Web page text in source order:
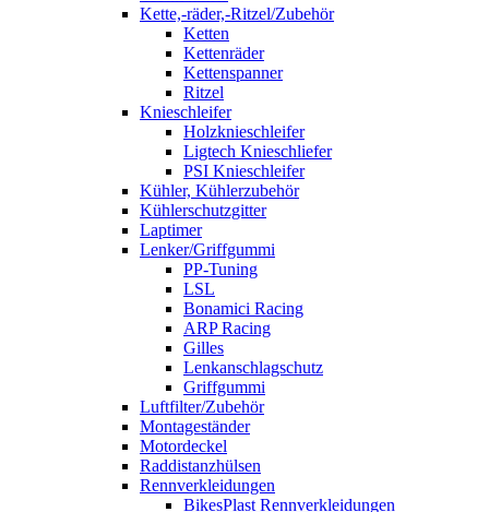
Kette,-räder,-Ritzel/Zubehör
Ketten
Kettenräder
Kettenspanner
Ritzel
Knieschleifer
Holzknieschleifer
Ligtech Knieschliefer
PSI Knieschleifer
Kühler, Kühlerzubehör
Kühlerschutzgitter
Laptimer
Lenker/Griffgummi
PP-Tuning
LSL
Bonamici Racing
ARP Racing
Gilles
Lenkanschlagschutz
Griffgummi
Luftfilter/Zubehör
Montageständer
Motordeckel
Raddistanzhülsen
Rennverkleidungen
BikesPlast Rennverkleidungen